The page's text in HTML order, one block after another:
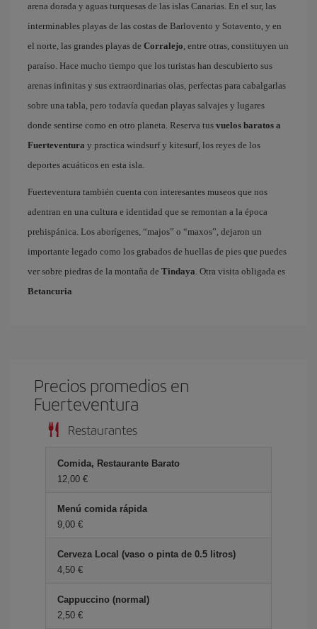
arena dorada y aguas turquesas de las islas Canarias. En el sur, las
interminables playas de las costas de Barlovento y Sotavento, y en
el norte, las grandes playas de Corralejo, entre otras, constituyen un
paraíso. Hace mucho tiempo que los turistas han descubierto sus
arenas infinitas y sus extraordinarias olas, perfectas para cabalgarlas
sobre una tabla, pero todavía quedan playas salvajes y lugares
donde sentirse como en otro planeta. Reserva tus vuelos baratos a
Fuerteventura y practica windsurf y kitesurf, los reyes de los
deportes acuáticos en esta isla.
Fuerteventura también cuenta con interesantes museos que nos
adentran en una cultura e identidad que se remontan a la época
prehispánica. Los aborígenes, “majos” o “maxos”, dejaron un
importante legado como los grabados de huellas de pies que puedes
ver sobre piedras de la montaña de Tindaya. Otra visita obligada es
Betancuria
Precios promedios en
Fuerteventura
Restaurantes
Comida, Restaurante Barato
12,00 €
Menú comida rápida
9,00 €
Cerveza Local (vaso o pinta de 0.5 litros)
4,50 €
Cappuccino (normal)
2,50 €